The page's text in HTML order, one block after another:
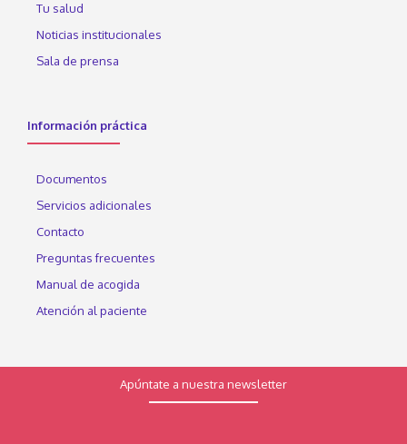
Tu salud
Noticias institucionales
Sala de prensa
Información práctica
Documentos
Servicios adicionales
Contacto
Preguntas frecuentes
Manual de acogida
Atención al paciente
Apúntate a nuestra newsletter